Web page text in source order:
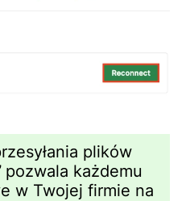
plików
pozwala każdemu
w Twojej firmie na